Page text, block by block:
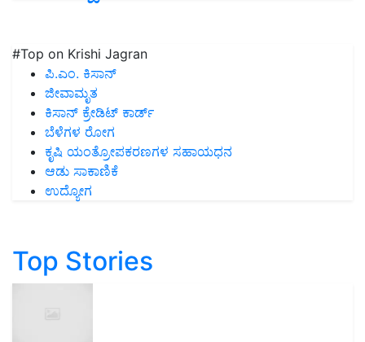
#Top on Krishi Jagran
ಪಿ.ಎಂ. ಕಿಸಾನ್
ಜೀವಾಮೃತ
ಕಿಸಾನ್ ಕ್ರೇಡಿಟ್ ಕಾರ್ಡ್
ಬೆಳೆಗಳ ರೋಗ
ಕೃಷಿ ಯಂತ್ರೋಪಕರಣಗಳ ಸಹಾಯಧನ
ಆಡು ಸಾಕಾಣಿಕೆ
ಉದ್ಯೋಗ
Top Stories